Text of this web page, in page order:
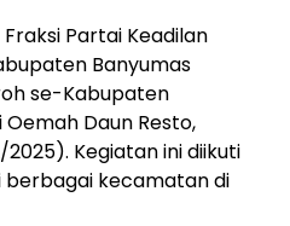
Fraksi Partai Keadilan
Banyumas
se-Kabupaten
Daun Resto,
Kegiatan ini diikuti
berbagai kecamatan di